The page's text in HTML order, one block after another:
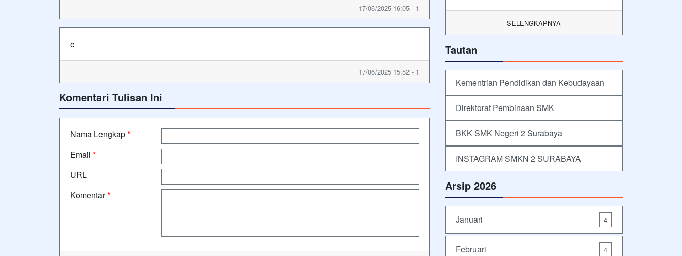
17/06/2025 16:05 - 1
e
17/06/2025 15:52 - 1
Komentari Tulisan Ini
Nama Lengkap*
Email *
URL
Komentar*
SELENGKAPNYA
Tautan
Kementrian Pendidikan dan Kebudayaan
Direktorat Pembinaan SMK
BKK SMK Negeri 2 Surabaya
INSTAGRAM SMKN 2 SURABAYA
Arsip 2026
Januari 4
Februari 4